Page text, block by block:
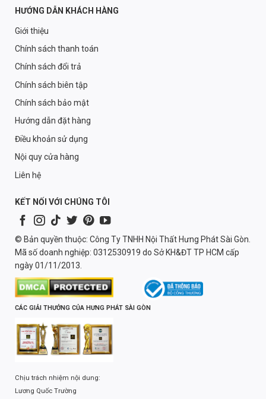
HƯỚNG DẪN KHÁCH HÀNG
Giới thiệu
Chính sách thanh toán
Chính sách đổi trả
Chính sách biên tập
Chính sách bảo mật
Hướng dẫn đặt hàng
Điều khoản sử dụng
Nội quy cửa hàng
Liên hệ
KẾT NỐI VỚI CHÚNG TÔI
© Bản quyền thuộc: Công Ty TNHH Nội Thất Hưng Phát Sài Gòn.
Mã số doanh nghiệp: 0312530919 do Sở KH&ĐT TP HCM cấp
ngày 01/11/2013.
CÁC GIẢI THƯỞNG CỦA HƯNG PHÁT SÀI GÒN
Chịu trách nhiệm nội dung:
Lương Quốc Trường